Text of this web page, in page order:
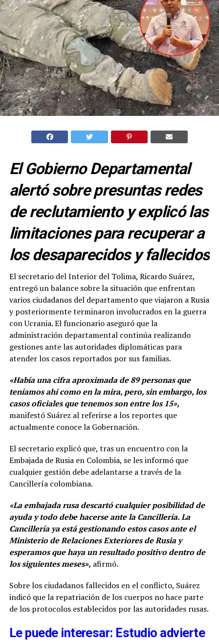
El Gobierno Departamental
alertó sobre presuntas redes
de reclutamiento y explicó las
limitaciones para recuperar a
los desaparecidos y fallecidos
El secretario del Interior del Tolima, Ricardo Suárez,
entregó un balance sobre la situación que enfrentan
varios ciudadanos del departamento que viajaron a Rusia
y posteriormente terminaron involucrados en la guerra
con Ucrania. El funcionario aseguró que la
administración departamental continúa realizando
gestiones ante las autoridades diplomáticas para
atender los casos reportados por sus familias.
«Había una cifra aproximada de 89 personas que
teníamos ahí como en la mira, pero, sin embargo, los
casos oficiales que tenemos son entre los 15»,
manifestó Suárez al referirse a los reportes que
actualmente conoce la Gobernación.
El secretario explicó que, tras un encuentro con la
Embajada de Rusia en Colombia, se les informó que
cualquier gestión debe adelantarse a través de la
Cancillería colombiana.
«La embajada rusa descartó cualquier posibilidad de
ayuda y todo debe hacerse ante la Cancillería. La
Cancillería ya está gestionando estos casos ante el
Ministerio de Relaciones Exteriores de Rusia y
esperamos que haya un resultado positivo dentro de
los siguientes meses», afirmó.
Sobre los ciudadanos fallecidos en el conflicto, Suárez
indicó que la repatriación de los cuerpos no hace parte
de los protocolos establecidos por las autoridades rusas.
Le puede interesar: Estudio advierte